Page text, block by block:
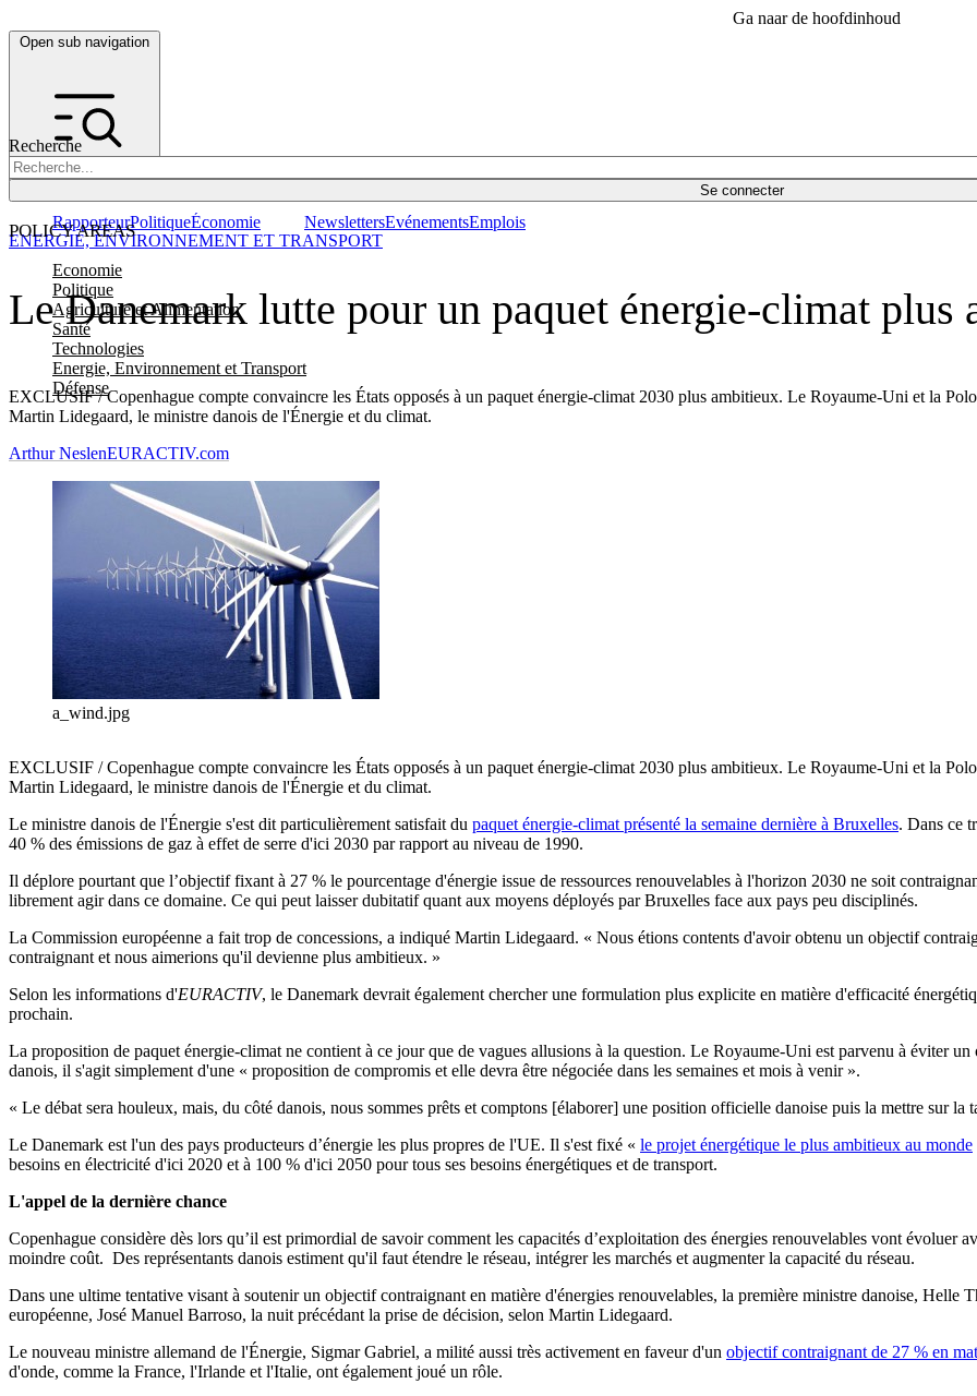
Ga naar de hoofdinhoud
Open sub navigation
Recherche
Se connecter
POLICY AREAS
Economie
Politique
Agriculture et Alimentation
Santé
Technologies
Energie, Environnement et Transport
Défense
RapporteurPolitiqueÉconomie NewslettersEvénementsEmplois
Le Danemark lutte pour un paquet énergie-climat plus
EXCLUSIF / Copenhague compte convaincre les États opposés à un paquet énergie-climat 2030 plus ambitieux. Le Royaume-Uni et la
Martin Lidegaard, le ministre danois de l'Énergie et du climat.
ENERGIE, ENVIRONNEMENT ET TRANSPORT
Arthur NeslenEURACTIV.com
a_wind.jpg
EXCLUSIF / Copenhague compte convaincre les États opposés à un paquet énergie-climat 2030 plus ambitieux. Le Royaume-Uni et la
Martin Lidegaard, le ministre danois de l'Énergie et du climat.
Le ministre danois de l'Énergie s'est dit particulièrement satisfait du paquet énergie-climat présenté la semaine dernière à Bruxelles. Dans ce
40 % des émissions de gaz à effet de serre d'ici 2030 par rapport au niveau de 1990.
Il déplore pourtant que l’objectif fixant à 27 % le pourcentage d'énergie issue de ressources renouvelables à l'horizon 2030 ne soit
librement agir dans ce domaine. Ce qui peut laisser dubitatif quant aux moyens déployés par Bruxelles face aux pays peu disciplinés.
La Commission européenne a fait trop de concessions, a indiqué Martin Lidegaard. « Nous étions contents d'avoir obtenu un objectif
contraignant et nous aimerions qu'il devienne plus ambitieux. »
Selon les informations d'EURACTIV, le Danemark devrait également chercher une formulation plus explicite en matière d'efficacité
prochain.
La proposition de paquet énergie-climat ne contient à ce jour que de vagues allusions à la question. Le Royaume-Uni est parvenu à éviter
danois, il s'agit simplement d'une « proposition de compromis et elle devra être négociée dans les semaines et mois à venir ».
« Le débat sera houleux, mais, du côté danois, nous sommes prêts et comptons [élaborer] une position officielle danoise puis la mettre sur
Le Danemark est l'un des pays producteurs d’énergie les plus propres de l'UE. Il s'est fixé « le projet énergétique le plus ambitieux au monde
besoins en électricité d'ici 2020 et à 100 % d'ici 2050 pour tous ses besoins énergétiques et de transport.
L'appel de la dernière chance
Copenhague considère dès lors qu’il est primordial de savoir comment les capacités d’exploitation des énergies renouvelables vont évoluer
moindre coût. Des représentants danois estiment qu'il faut étendre le réseau, intégrer les marchés et augmenter la capacité du réseau.
Dans une ultime tentative visant à soutenir un objectif contraignant en matière d'énergies renouvelables, la première ministre danoise, Helle
européenne, José Manuel Barroso, la nuit précédant la prise de décision, selon Martin Lidegaard.
Le nouveau ministre allemand de l'Énergie, Sigmar Gabriel, a milité aussi très activement en faveur d'un objectif contraignant de 27 % en
d'onde, comme la France, l'Irlande et l'Italie, ont également joué un rôle.